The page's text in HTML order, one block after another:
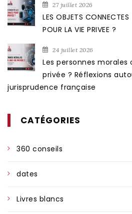
27 juillet 2026
LES OBJETS
POUR LA VIE PRIVEE ?
24 juillet 2026
Les personnes
privée ? Réflexions
jurisprudence française
CATÉGORIES
360 conseils
dates
Livres blancs